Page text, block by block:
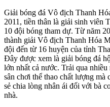
Giải bóng đá Vô địch Thanh
2011, tiền thân là giải sinh viên
10 đội bóng tham dự. Từ năm
thành giải Vô địch Thanh Hóa
đội đến từ 16 huyện của tỉnh
Đây được xem là giải bóng đá
lớn nhất cả nước. Trải qua
sân chơi thể thao chất lượng
sẻ chia lòng nhân ái đối với bà
nhà.